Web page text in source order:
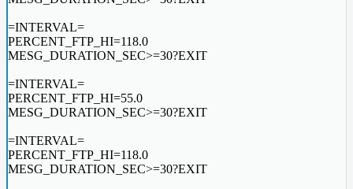
=INTERVAL=
PERCENT_FTP_HI=118.0
MESG_DURATION_SEC>=30?EXIT
=INTERVAL=
PERCENT_FTP_HI=55.0
MESG_DURATION_SEC>=30?EXIT
=INTERVAL=
PERCENT_FTP_HI=118.0
MESG_DURATION_SEC>=30?EXIT